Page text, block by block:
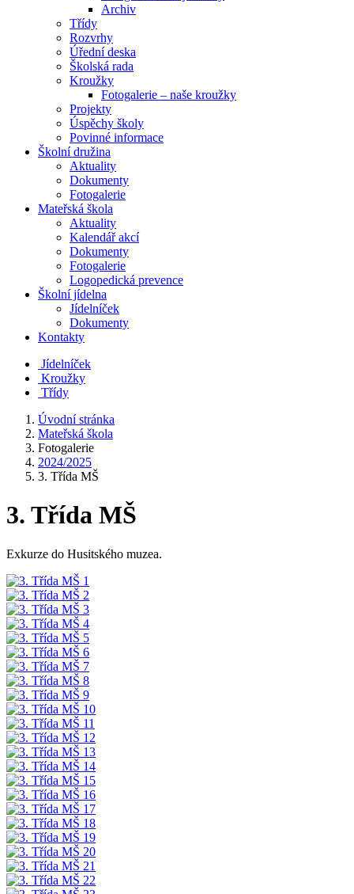
Archiv
Třídy
Rozvrhy
Úřední deska
Školská rada
Kroužky
Fotogalerie – naše kroužky
Projekty
Úspěchy školy
Povinné informace
Školní družina
Aktuality
Dokumenty
Fotogalerie
Mateřská škola
Aktuality
Kalendář akcí
Dokumenty
Fotogalerie
Logopedická prevence
Školní jídelna
Jídelníček
Dokumenty
Kontakty
Jídelníček
Kroužky
Třídy
Úvodní stránka
Mateřská škola
Fotogalerie
2024/2025
3. Třída MŠ
3. Třída MŠ
Exkurze do Husitského muzea.